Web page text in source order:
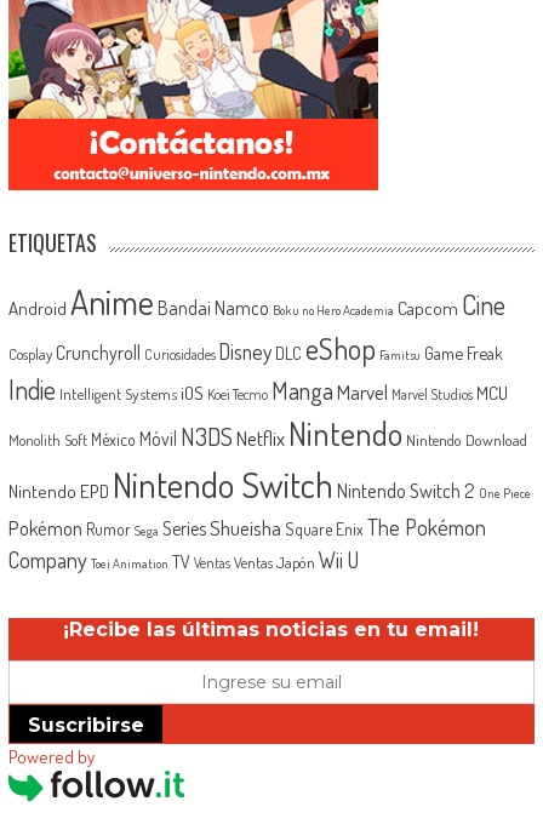
ETIQUETAS
Android Anime Bandai Namco Boku no Hero Academia Capcom Cine
Cosplay Crunchyroll Curiosidades Disney DLC eShop Famitsu Game Freak
Indie Intelligent Systems iOS Koei Tecmo MangaMarvel Marvel Studios MCU
Monolith Soft México Móvil N3DSNetflix Nintendo Nintendo Download
Nintendo EPD Nintendo Switch Nintendo Switch 2 One Piece
Pokémon Rumor Sega SeriesShueisha Square EnixThe Pokémon
Company Toei Animation TV Ventas Ventas Japón Wii U
¡Recibe las últimas noticias en tu email!
Suscribirse
Powered by